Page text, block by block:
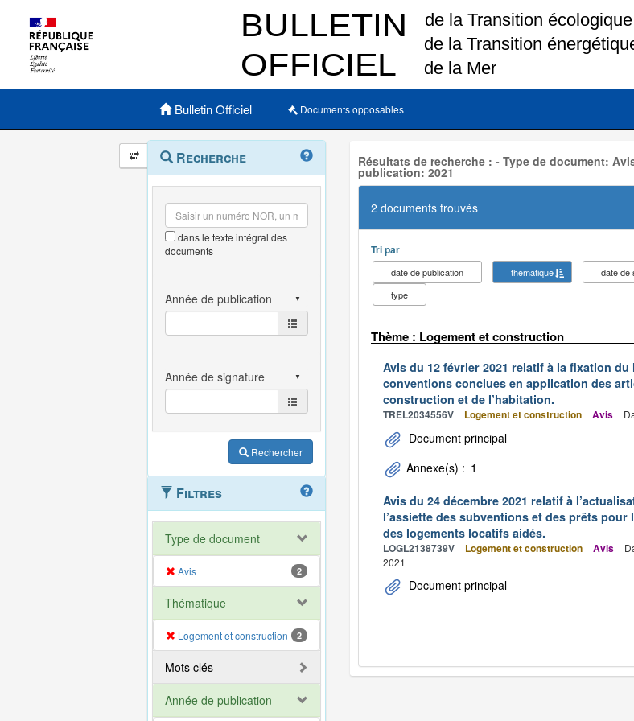
Menu principal
Bulletin Officiel Documents opposables
Navigation
et
outils
annexes
Menu
contextuel
Recherche
dans le texte intégral des
documents
Rechercher
Filtres
Type de document
Avis 2
Thématique
Logement et construction 2
Mots clés
Année de publication
Résultats de recherche : - Type de document:
publication: 2021
2 documents trouvés
Tri par
date de publication thématique
date de
type
Thème : Logement et construction
Avis du 12 février 2021 relatif à la fixation
conventions conclues en application des
construction et de l’habitation.
TREL2034556V Logement et construction Avis
Document principal
Annexe(s) : 1
Avis du 24 décembre 2021 relatif à
l’assiette des subventions et des prêts
des logements locatifs aidés.
LOGL2138739V Logement et construction Avis
2021
Document principal